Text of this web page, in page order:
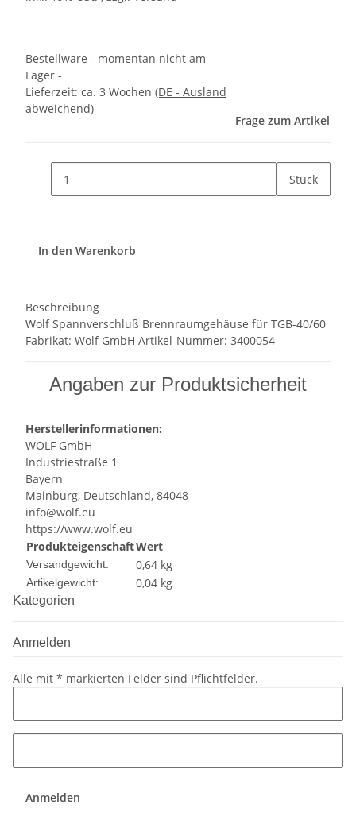
Bestellware - momentan nicht am
Lager -
Lieferzeit: ca. 3 Wochen (DE - Ausland
abweichend)
Frage zum Artikel
Stück
In den Warenkorb
Beschreibung
Wolf Spannverschluß Brennraumgehäuse für TGB-40/60
Fabrikat: Wolf GmbH Artikel-Nummer: 3400054
Angaben zur Produktsicherheit
Herstellerinformationen:
WOLF GmbH
Industriestraße 1
Bayern
Mainburg, Deutschland, 84048
info@wolf.eu
https://www.wolf.eu
ProdukteigenschaftWert
Versandgewicht: 0,64 kg
Artikelgewicht: 0,04 kg
Kategorien
Anmelden
Alle mit * markierten Felder sind Pflichtfelder.
Anmelden